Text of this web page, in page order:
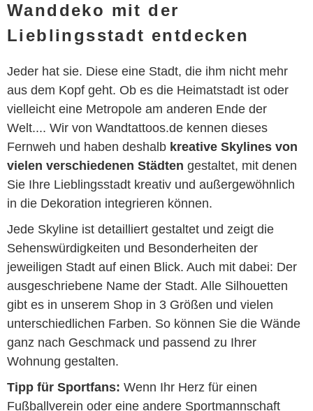
Wanddeko mit der
Lieblingsstadt entdecken
Jeder hat sie. Diese eine Stadt, die ihm nicht mehr
aus dem Kopf geht. Ob es die Heimatstadt ist oder
vielleicht eine Metropole am anderen Ende der
Welt.... Wir von Wandtattoos.de kennen dieses
Fernweh und haben deshalb kreative Skylines von
vielen verschiedenen Städten gestaltet, mit denen
Sie Ihre Lieblingsstadt kreativ und außergewöhnlich
in die Dekoration integrieren können.
Jede Skyline ist detailliert gestaltet und zeigt die
Sehenswürdigkeiten und Besonderheiten der
jeweiligen Stadt auf einen Blick. Auch mit dabei: Der
ausgeschriebene Name der Stadt. Alle Silhouetten
gibt es in unserem Shop in 3 Größen und vielen
unterschiedlichen Farben. So können Sie die Wände
ganz nach Geschmack und passend zu Ihrer
Wohnung gestalten.
Tipp für Sportfans: Wenn Ihr Herz für einen
Fußballverein oder eine andere Sportmannschaft